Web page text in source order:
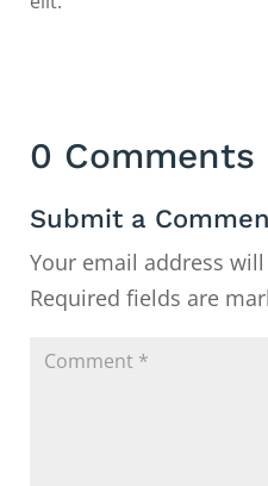
0 Comments
Submit a
Your email address
Required fields are